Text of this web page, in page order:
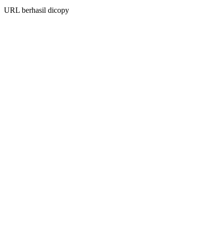
URL berhasil dicopy